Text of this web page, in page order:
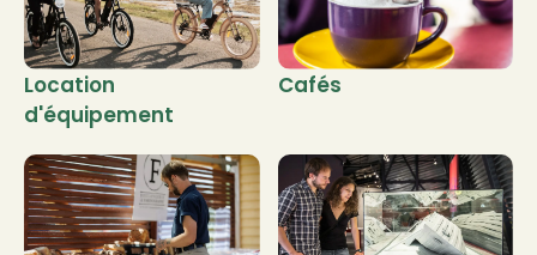
Location
d'équipement
Cafés